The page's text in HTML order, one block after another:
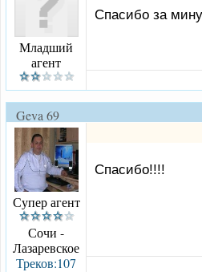
Младший
агент
Спасибо за
Geva 69
Супер агент
Сочи -
Лазаревское
Треков:107
Спасибо!!!!